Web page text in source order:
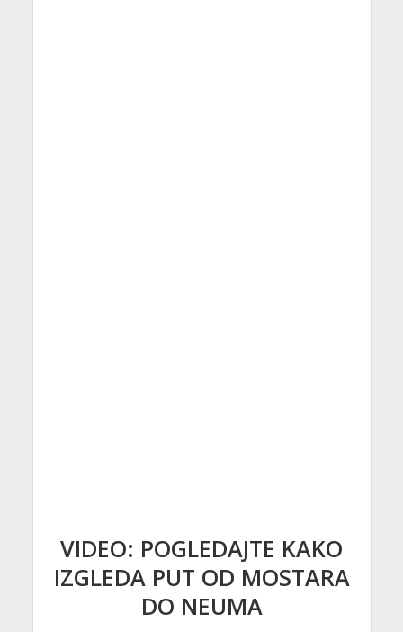
VIDEO: POGLEDAJTE KAKO
IZGLEDA PUT OD MOSTARA
DO NEUMA